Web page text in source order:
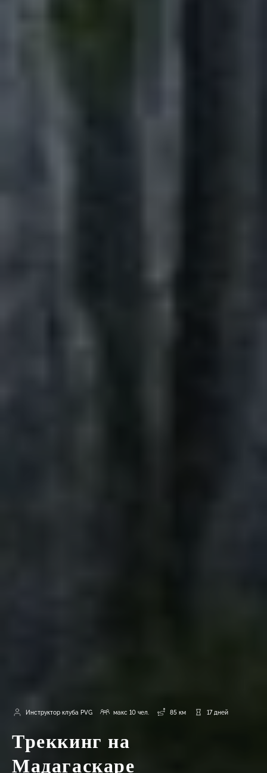
Инструктор клуба PVG макс 10 чел. 85 км 17 дней
Треккинг на
Мадагаскаре